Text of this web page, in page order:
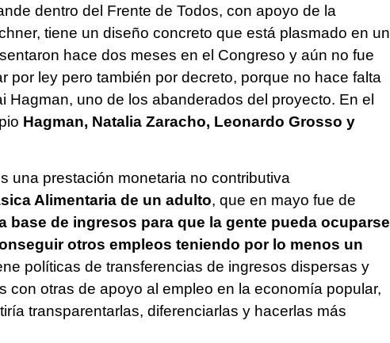
dentro del Frente de Todos, con apoyo de la
tiene un diseño concreto que está plasmado en un
hace dos meses en el Congreso y aún no fue
por ley pero también por decreto, porque no hace falta
uno de los abanderados del proyecto. En el
Hagman, Natalia Zaracho, Leonardo Grosso y
una prestación monetaria no contributiva
Alimentaria de un adulto, que en mayo fue de
base de ingresos para que la gente pueda ocuparse
otros empleos teniendo por lo menos un
políticas de transferencias de ingresos dispersas y
otras de apoyo al empleo en la economía popular,
transparentarlas, diferenciarlas y hacerlas más